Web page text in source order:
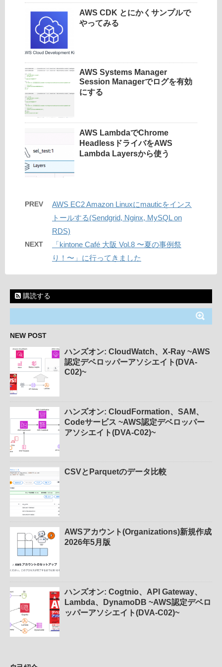
AWS CDK とにかくサンプルで
やってみる
AWS Systems Manager
Session Managerでログを有効
にする
AWS LambdaでChrome
HeadlessドライバをAWS
Lambda Layersから使う
PREV
AWS EC2 Amazon Linuxにmauticをインス
トールする(Sendgrid, Nginx, MySQL on
RDS)
NEXT
「kintone Café 大阪 Vol.8 〜夏の事例祭
り！〜」に行ってきました
購読する
NEW POST
ハンズオン: CloudWatch、X-Ray ~AWS
認定デベロッパーアソシエイト(DVA-
C02)~
ハンズオン: CloudFormation、SAM、
Codeサービス ~AWS認定デベロッパー
アソシエイト(DVA-C02)~
CSVとParquetのデータ比較
AWSアカウント(Organizations)新規作成
2026年5月版
ハンズオン: Cogtnio、API Gateway、
Lambda、DynamoDB ~AWS認定デベロ
ッパーアソシエイト(DVA-C02)~